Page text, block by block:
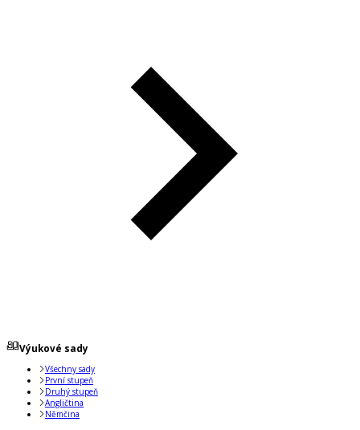
Výukové sady
Všechny sady
První stupeň
Druhý stupeň
Angličtina
Němčina